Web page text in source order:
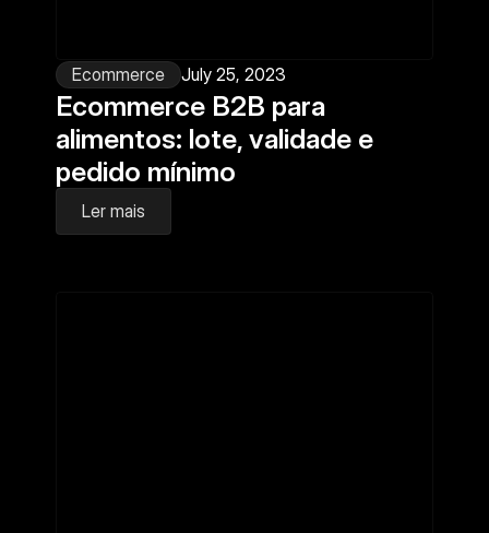
Ecommerce July 25, 2023
Ecommerce B2B para
alimentos: lote, validade e
pedido mínimo
Ler mais